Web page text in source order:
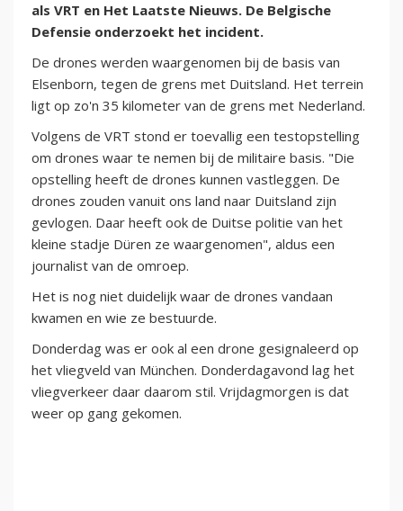
als VRT en Het Laatste Nieuws. De Belgische
Defensie onderzoekt het incident.
De drones werden waargenomen bij de basis van
Elsenborn, tegen de grens met Duitsland. Het terrein
ligt op zo'n 35 kilometer van de grens met Nederland.
Volgens de VRT stond er toevallig een testopstelling
om drones waar te nemen bij de militaire basis. "Die
opstelling heeft de drones kunnen vastleggen. De
drones zouden vanuit ons land naar Duitsland zijn
gevlogen. Daar heeft ook de Duitse politie van het
kleine stadje Düren ze waargenomen", aldus een
journalist van de omroep.
Het is nog niet duidelijk waar de drones vandaan
kwamen en wie ze bestuurde.
Donderdag was er ook al een drone gesignaleerd op
het vliegveld van München. Donderdagavond lag het
vliegverkeer daar daarom stil. Vrijdagmorgen is dat
weer op gang gekomen.